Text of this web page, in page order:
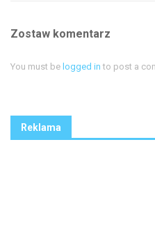
Zostaw komentarz
You must be logged in to post a
Reklama